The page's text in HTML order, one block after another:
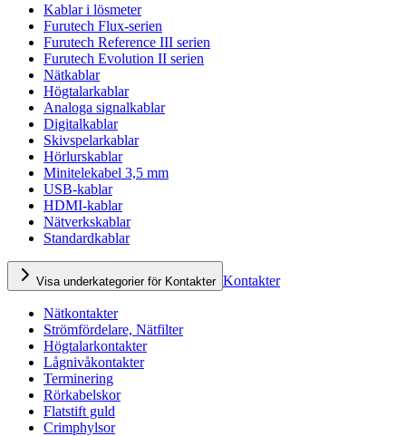
Kablar i lösmeter
Furutech Flux-serien
Furutech Reference III serien
Furutech Evolution II serien
Nätkablar
Högtalarkablar
Analoga signalkablar
Digitalkablar
Skivspelarkablar
Hörlurskablar
Minitelekabel 3,5 mm
USB-kablar
HDMI-kablar
Nätverkskablar
Standardkablar
Visa underkategorier för Kontakter Kontakter
Nätkontakter
Strömfördelare, Nätfilter
Högtalarkontakter
Lågnivåkontakter
Terminering
Rörkabelskor
Flatstift guld
Crimphylsor